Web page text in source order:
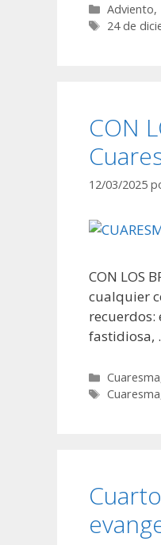
Adviento,
Etiquetas
24 de
CON
12/03/2025
CON LOS
cualquier
recuerdos:
fastidiosa,
Cuaresma
Etiquetas
Cuaresma